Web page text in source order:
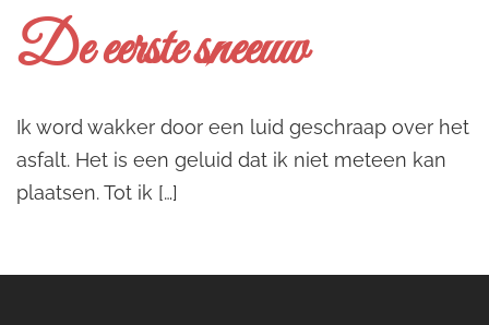
De eerste sneeuw
Ik word wakker door een luid geschraap over het
asfalt. Het is een geluid dat ik niet meteen kan
plaatsen. Tot ik […]